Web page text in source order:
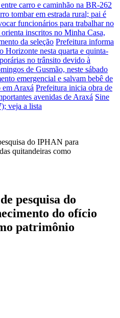
carro e caminhão na BR-262
tombar em estrada rural; pai é
funcionários para trabalhar no
inscritos no Minha Casa,
da seleção Prefeitura informa
Horizonte nesta quarta e quinta-
no trânsito devido à
de Gusmão, neste sábado
emergencial e salvam bebê de
em Araxá Prefeitura inicia obra de
avenidas de Araxá Sine
veja a lista
pesquisa do
do ofício
patrimônio